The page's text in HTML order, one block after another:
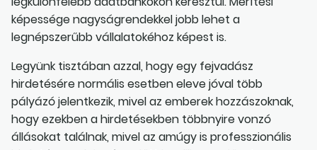
képessége nagyságrendekkel jobb lehet a
legnépszerűbb vállalatokéhoz képest is.
Legyünk tisztában azzal, hogy egy fejvadász
hirdetésére normális esetben eleve jóval több
pályázó jelentkezik, mivel az emberek hozzászoknak,
hogy ezekben a hirdetésekben többnyire vonzó
állásokat találnak, mivel az amúgy is professzionális